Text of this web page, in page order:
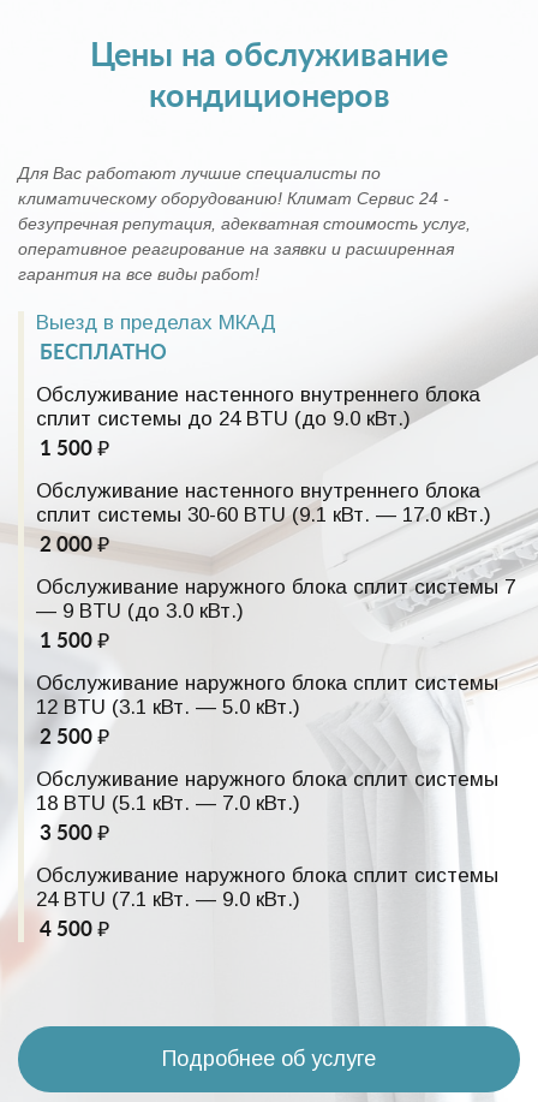
Цены на обслуживание
кондиционеров
Для Вас работают лучшие специалисты по
климатическому оборудованию! Климат Сервис 24 -
безупречная репутация, адекватная стоимость услуг,
оперативное реагирование на заявки и расширенная
гарантия на все виды работ!
Выезд в пределах МКАД
БЕСПЛАТНО
Обслуживание настенного внутреннего блока
сплит системы до 24 BTU (до 9.0 кВт.)
1 500 ₽
Обслуживание настенного внутреннего блока
сплит системы 30-60 BTU (9.1 кВт. — 17.0 кВт.)
2 000 ₽
Обслуживание наружного блока сплит системы 7
— 9 BTU (до 3.0 кВт.)
1 500 ₽
Обслуживание наружного блока сплит системы
12 BTU (3.1 кВт. — 5.0 кВт.)
2 500 ₽
Обслуживание наружного блока сплит системы
18 BTU (5.1 кВт. — 7.0 кВт.)
3 500 ₽
Обслуживание наружного блока сплит системы
24 BTU (7.1 кВт. — 9.0 кВт.)
4 500 ₽
Подробнее об услуге